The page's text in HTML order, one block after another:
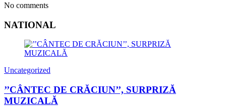
No comments
NATIONAL
Uncategorized
’’CÂNTEC DE CRĂCIUN’’, SURPRIZĂ
MUZICALĂ